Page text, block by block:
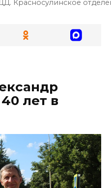
Красносулинское
лет в